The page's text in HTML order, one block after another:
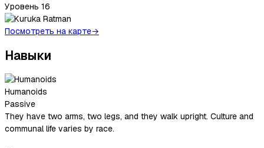
Уровень 16
Посмотреть на карте→
Навыки
Humanoids
Passive
They have two arms, two legs, and they walk upright. Culture and
communal life varies by race.